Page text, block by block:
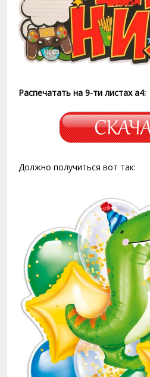
Распечатать на 9-ти листах a4:
Должно получиться вот так: